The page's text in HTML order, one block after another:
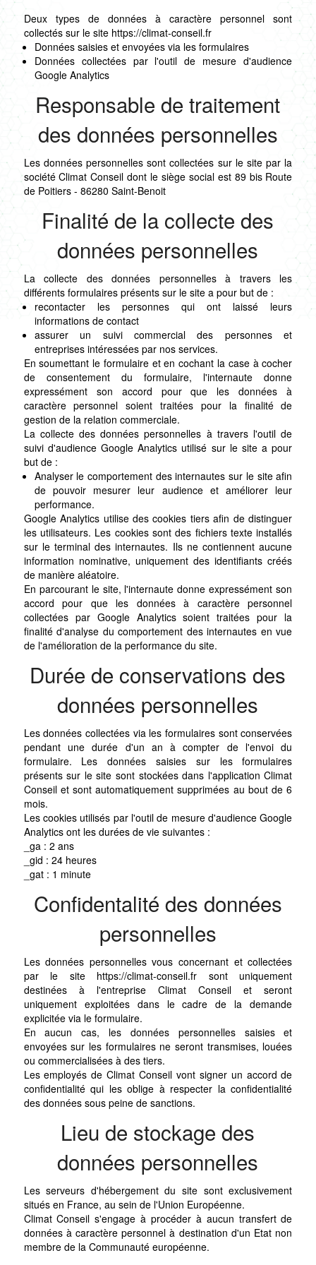
Deux types de données à caractère personnel sont
collectés sur le site https://climat-conseil.fr
Données saisies et envoyées via les formulaires
Données collectées par l'outil de mesure d'audience
Google Analytics
Responsable de traitement
des données personnelles
Les données personnelles sont collectées sur le site par la
société Climat Conseil dont le siège social est 89 bis Route
de Poitiers - 86280 Saint-Benoit
Finalité de la collecte des
données personnelles
La collecte des données personnelles à travers les
différents formulaires présents sur le site a pour but de :
recontacter les personnes qui ont laissé leurs
informations de contact
assurer un suivi commercial des personnes et
entreprises intéressées par nos services.
En soumettant le formulaire et en cochant la case à cocher
de consentement du formulaire, l'internaute donne
expressément son accord pour que les données à
caractère personnel soient traitées pour la finalité de
gestion de la relation commerciale.
La collecte des données personnelles à travers l'outil de
suivi d'audience Google Analytics utilisé sur le site a pour
but de :
Analyser le comportement des internautes sur le site afin
de pouvoir mesurer leur audience et améliorer leur
performance.
Google Analytics utilise des cookies tiers afin de distinguer
les utilisateurs. Les cookies sont des fichiers texte installés
sur le terminal des internautes. Ils ne contiennent aucune
information nominative, uniquement des identifiants créés
de manière aléatoire.
En parcourant le site, l'internaute donne expressément son
accord pour que les données à caractère personnel
collectées par Google Analytics soient traitées pour la
finalité d'analyse du comportement des internautes en vue
de l'amélioration de la performance du site.
Durée de conservations des
données personnelles
Les données collectées via les formulaires sont conservées
pendant une durée d'un an à compter de l'envoi du
formulaire. Les données saisies sur les formulaires
présents sur le site sont stockées dans l'application Climat
Conseil et sont automatiquement supprimées au bout de 6
mois.
Les cookies utilisés par l'outil de mesure d'audience Google
Analytics ont les durées de vie suivantes :
_ga : 2 ans
_gid : 24 heures
_gat : 1 minute
Confidentalité des données
personnelles
Les données personnelles vous concernant et collectées
par le site https://climat-conseil.fr sont uniquement
destinées à l'entreprise Climat Conseil et seront
uniquement exploitées dans le cadre de la demande
explicitée via le formulaire.
En aucun cas, les données personnelles saisies et
envoyées sur les formulaires ne seront transmises, louées
ou commercialisées à des tiers.
Les employés de Climat Conseil vont signer un accord de
confidentialité qui les oblige à respecter la confidentialité
des données sous peine de sanctions.
Lieu de stockage des
données personnelles
Les serveurs d'hébergement du site sont exclusivement
situés en France, au sein de l'Union Européenne.
Climat Conseil s'engage à procéder à aucun transfert de
données à caractère personnel à destination d'un Etat non
membre de la Communauté européenne.